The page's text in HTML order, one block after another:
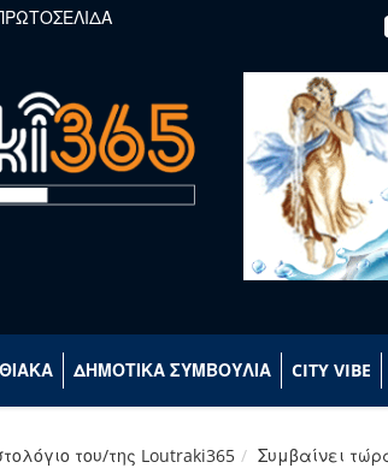
ΔΗΜΟΤΙΚΑ ΣΥΜΒΟΥΛΙΑ CITY VIBE
του/της Loutraki365 Συμβαίνει